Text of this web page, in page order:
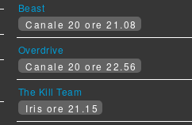
Beast
Canale 20 ore 21.08
Overdrive
Canale 20 ore 22.56
The Kill Team
Iris ore 21.15